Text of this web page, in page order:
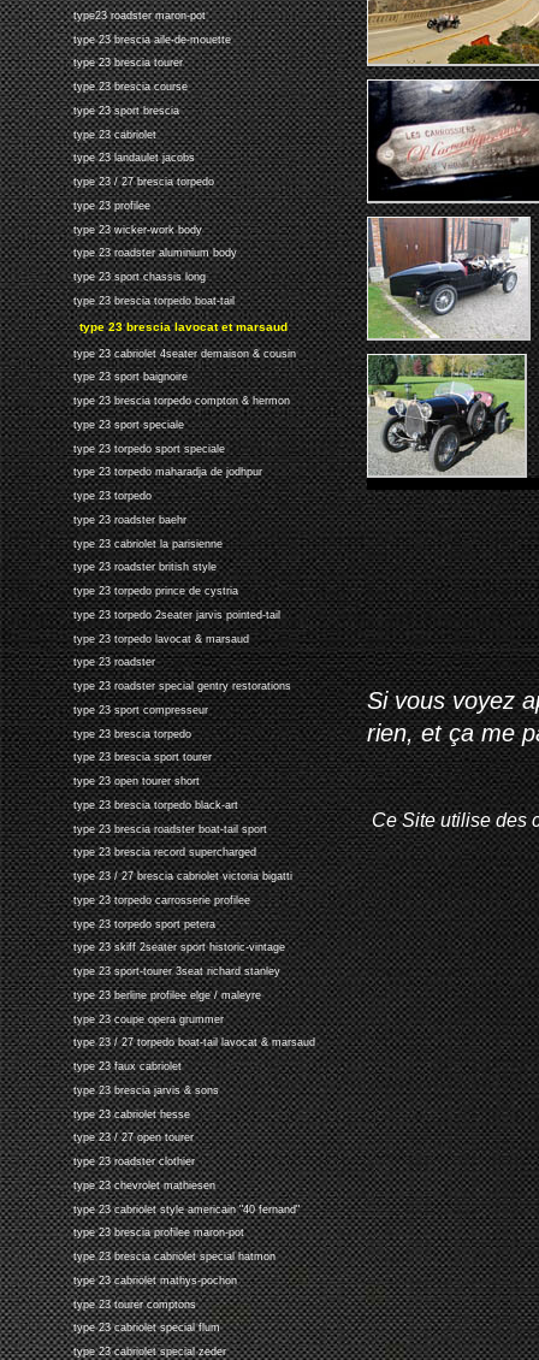
type23 roadster maron-pot
type 23 brescia aile-de-mouette
type 23 brescia tourer
type 23 brescia course
type 23 sport brescia
type 23 cabriolet
type 23 landaulet jacobs
type 23 / 27 brescia torpedo
type 23 profilee
type 23 wicker-work body
type 23 roadster aluminium body
type 23 sport chassis long
type 23 brescia torpedo boat-tail
type 23 brescia lavocat et marsaud
type 23 cabriolet 4seater demaison & cousin
type 23 sport baignoire
type 23 brescia torpedo compton & hermon
type 23 sport speciale
type 23 torpedo sport speciale
type 23 torpedo maharadja de jodhpur
type 23 torpedo
type 23 roadster baehr
type 23 cabriolet la parisienne
type 23 roadster british style
type 23 torpedo prince de cystria
type 23 torpedo 2seater jarvis pointed-tail
type 23 torpedo lavocat & marsaud
type 23 roadster
type 23 roadster special gentry restorations
type 23 sport compresseur
type 23 brescia torpedo
type 23 brescia sport tourer
type 23 open tourer short
type 23 brescia torpedo black-art
type 23 brescia roadster boat-tail sport
type 23 brescia record supercharged
type 23 / 27 brescia cabriolet victoria bigatti
type 23 torpedo carrosserie profilee
type 23 torpedo sport petera
type 23 skiff 2seater sport historic-vintage
type 23 sport-tourer 3seat richard stanley
type 23 berline profilee elge / maleyre
type 23 coupe opera grummer
type 23 / 27 torpedo boat-tail lavocat & marsaud
type 23 faux cabriolet
type 23 brescia jarvis & sons
type 23 cabriolet hesse
type 23 / 27 open tourer
type 23 roadster clothier
type 23 chevrolet mathiesen
type 23 cabriolet style americain "40 fernand"
type 23 brescia profilee maron-pot
type 23 brescia cabriolet special hatmon
type 23 cabriolet mathys-pochon
type 23 tourer comptons
type 23 cabriolet special flum
type 23 cabriolet special zeder
Si vous voyez
rien, et ça me
Ce Site utilise des